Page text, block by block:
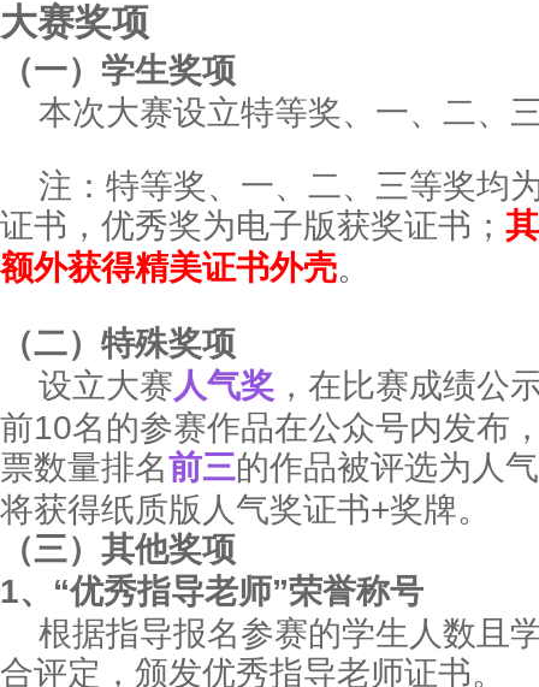
大赛奖项
（一） 学生奖项
本次大赛设立特等奖、一、二、
注：特等奖、一、二、三等奖均
证书，优秀奖为电子版获奖证书；
额外获得精美证书外壳。
（二） 特殊奖项
设立大赛人气奖 ，在比赛成绩公
前10名的参赛作品在公众号内发布
票数量排名前三的作品被评选为人
将获得纸质版人气奖证书+奖牌。
（三） 其他奖项
1、“优秀指导老师”荣誉称号
根据指导报名参赛的学生人数且
合评定，颁发优秀指导老师证书。